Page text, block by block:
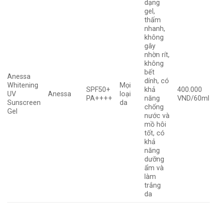
Anessa
Whitening
UV
Sunscreen
Gel
Anessa
SPF50+
PA++++
Mọi
loại
da
dạng
gel,
thấm
nhanh,
không
gây
nhờn rít,
không
bết
dính, có
khả
năng
chống
nước và
mồ hôi
tốt, có
khả
năng
dưỡng
ẩm và
làm
trắng
da
400.000
VND/60ml